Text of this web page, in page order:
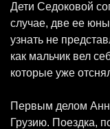
Дети Седоковой
случае, две ее
узнать не
как мальчик вел
которые уже
Первым делом
Грузию. Поездка,